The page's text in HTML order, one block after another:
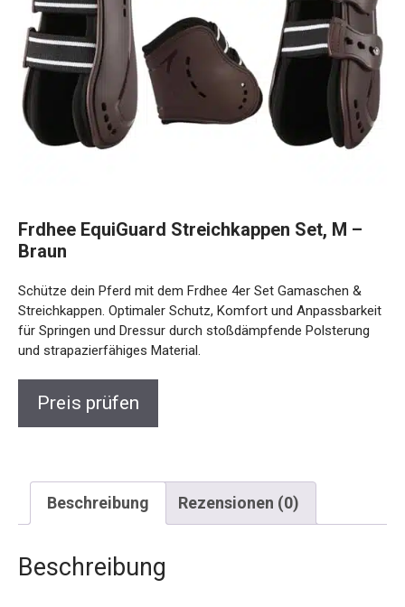
Braun
Streichkappen. Optimaler Schutz, Komfort und
Anpassbarkeit für Springen und Dressur durch
stoßdämpfende Polsterung und strapazierfähiges Material.
Beschreibung Rezensionen (0)
Beschreibung